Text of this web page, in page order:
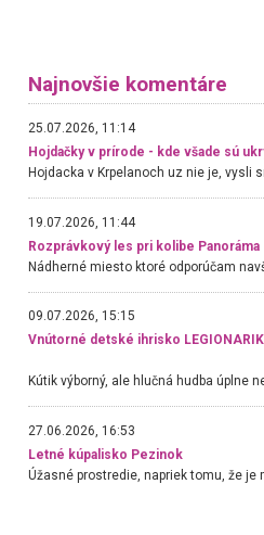
Najnovšie komentáre
25.07.2026, 11:14
Hojdačky v prírode - kde všade sú
19.07.2026, 11:44
Rozprávkový les pri kolibe Panoráma
09.07.2026, 15:15
Vnútorné detské ihrisko
27.06.2026, 16:53
Letné kúpalisko Pezinok